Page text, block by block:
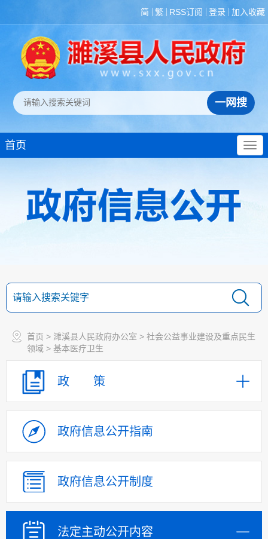
简 繁 RSS订阅 登录 加入收藏
首页
首页 > 濉溪县人民政府办公室 > 社会公益事业建设及重点民生
领域 > 基本医疗卫生
政 策
政府信息公开指南
政府信息公开制度
法定主动公开内容
国有土地上房屋征收
保障性住房
农村危房改造
市政服务
救灾
食品药品监管
统计
广播电视
旅游
交通运输
自然资源
重大建设项目批准
和实施
社会公益事业建设
社会救助和社会福利
教育信息
基本医疗卫生
重大疾病预防控制